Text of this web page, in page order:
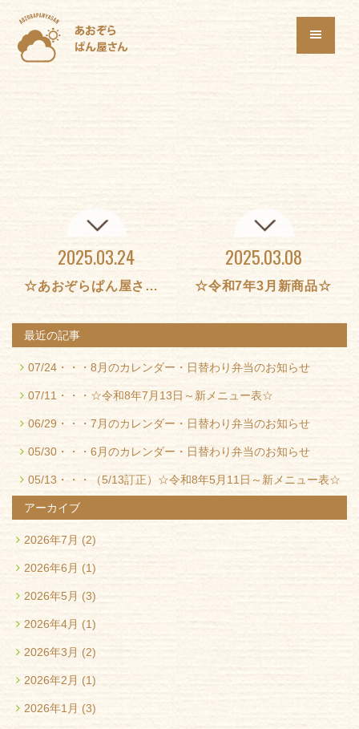
2025.03.24
☆あおぞらぱん屋さん4月お知らせ（価格改定お知らせ）☆
2025.03.08
☆令和7年3月新商品☆
最近の記事
07/24・・・ 8月のカレンダー・日替わり弁当のお知らせ
07/11・・・ ☆令和8年7月13日～新メニュー表☆
06/29・・・ 7月のカレンダー・日替わり弁当のお知らせ
05/30・・・ 6月のカレンダー・日替わり弁当のお知らせ
05/13・・・ （5/13訂正）☆令和8年5月11日～新メニュー表☆
アーカイブ
2026年7月 (2)
2026年6月 (1)
2026年5月 (3)
2026年4月 (1)
2026年3月 (2)
2026年2月 (1)
2026年1月 (3)